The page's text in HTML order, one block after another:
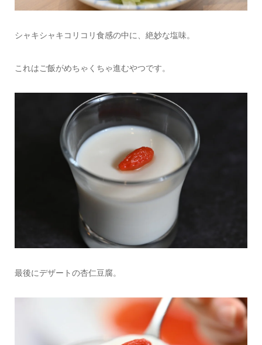
シャキシャキコリコリ食感の中に、絶妙な塩味。
これはご飯がめちゃくちゃ進むやつです。
最後にデザートの杏仁豆腐。
広告掲載について ランチ特集！